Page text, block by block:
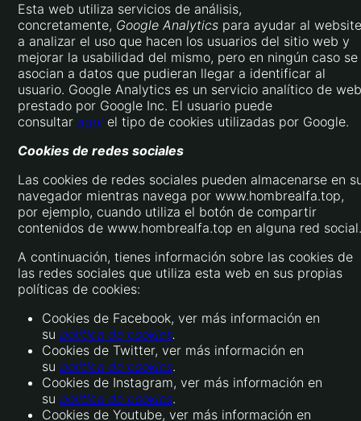
Esta web utiliza servicios de análisis,
concretamente, Google Analytics para ayudar al website
a analizar el uso que hacen los usuarios del sitio web y
mejorar la usabilidad del mismo, pero en ningún caso se
asocian a datos que pudieran llegar a identificar al
usuario. Google Analytics es un servicio analítico de web
prestado por Google Inc. El usuario puede
consultar aquíel tipo de cookies utilizadas por Google.
Cookies de redes sociales
Las cookies de redes sociales pueden almacenarse en
navegador mientras navega por www.hombrealfa.top,
por ejemplo, cuando utiliza el botón de compartir
contenidos de www.hombrealfa.top en alguna red social.
A continuación, tienes información sobre las cookies de
las redes sociales que utiliza esta web en sus propias
políticas de cookies:
Cookies de Facebook, ver más información en
su política de cookies.
Cookies de Twitter, ver más información en
su política de cookies.
Cookies de Instagram, ver más información en
su política de cookies.
Cookies de Youtube, ver más información en